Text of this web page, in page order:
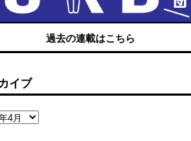
過去の連載はこちら
イブ